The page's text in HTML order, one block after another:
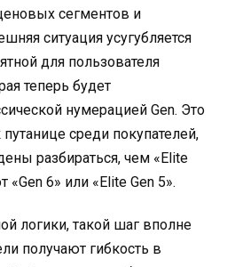
сегментов и
ситуация усугубляется
для пользователя
теперь будет
нумерацией Gen. Это
среди покупателей,
разбираться, чем «Elite
«Gen 6» или «Elite Gen 5».
логики, такой шаг вполне
получают гибкость в